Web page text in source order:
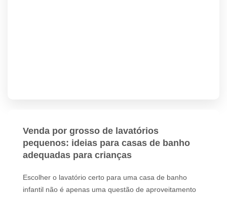
Venda por grosso de lavatórios
pequenos: ideias para casas de banho
adequadas para crianças
Escolher o lavatório certo para uma casa de banho
infantil não é apenas uma questão de aproveitamento